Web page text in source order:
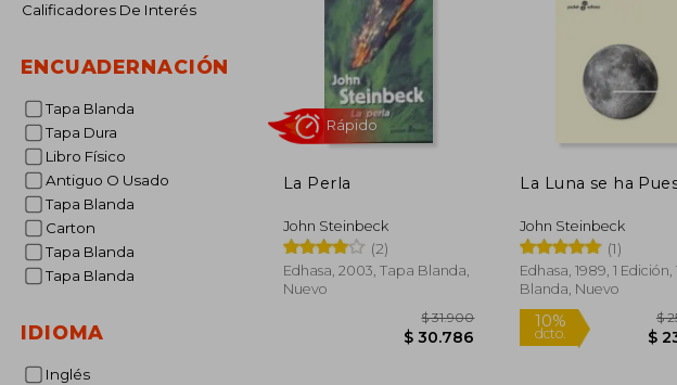
Calificadores De Interés
ENCUADERNACIÓN
Tapa Blanda
Tapa Dura
Libro Físico
Antiguo O Usado
Tapa Blanda
Carton
Tapa Blanda
Tapa Blanda
IDIOMA
Inglés
La Perla
John Steinbeck
(2)
Edhasa, 2003, Tapa Blanda,
Nuevo
Rápido
La Luna se ha
John Steinbeck
(1)
Edhasa, 1989, 1
Blanda, Nuevo